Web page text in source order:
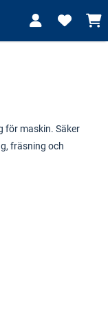
för maskin. Säker
fräsning och